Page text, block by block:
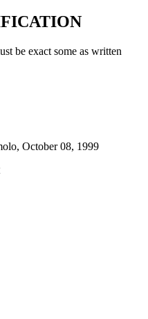
be exact some as written
October 08, 1999